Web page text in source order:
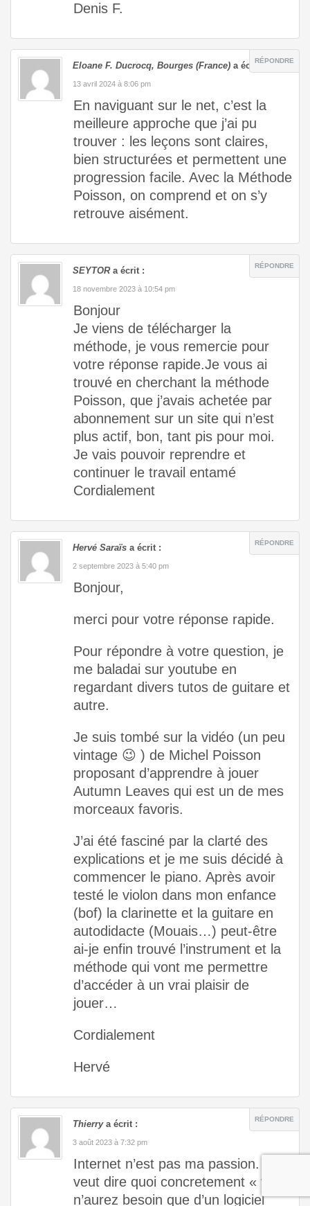
Denis F.
Eloane F. Ducrocq, Bourges (France) a écrit :RÉPONDRE
13 avril 2024 à 8:06 pm
En naviguant sur le net, c’est la
meilleure approche que j’ai pu
trouver : les leçons sont claires,
bien structurées et permettent une
progression facile. Avec la Méthode
Poisson, on comprend et on s’y
retrouve aisément.
SEYTORa écrit : RÉPONDRE
18 novembre 2023 à 10:54 pm
Bonjour
Je viens de télécharger la
méthode, je vous remercie pour
votre réponse rapide.Je vous ai
trouvé en cherchant la méthode
Poisson, que j’avais achetée par
abonnement sur un site qui n’est
plus actif, bon, tant pis pour moi.
Je vais pouvoir reprendre et
continuer le travail entamé
Cordialement
Hervé Saraïs a écrit : RÉPONDRE
2 septembre 2023 à 5:40 pm
Bonjour,
merci pour votre réponse rapide.
Pour répondre à votre question, je
me baladai sur youtube en
regardant divers tutos de guitare et
autre.
Je suis tombé sur la vidéo (un peu
vintage 😉 ) de Michel Poisson
proposant d’apprendre à jouer
Autumn Leaves qui est un de mes
morceaux favoris.
J’ai été fasciné par la clarté des
explications et je me suis décidé à
commencer le piano. Après avoir
testé le violon dans mon enfance
(bof) la clarinette et la guitare en
autodidacte (Mouais…) peut-être
ai-je enfin trouvé l’instrument et la
méthode qui vont me permettre
d’accéder à un vrai plaisir de
jouer…
Cordialement
Hervé
Thierrya écrit : RÉPONDRE
3 août 2023 à 7:32 pm
Internet n’est pas ma passion. ça
veut dire quoi concretement « vous
n’aurez besoin que d’un logiciel